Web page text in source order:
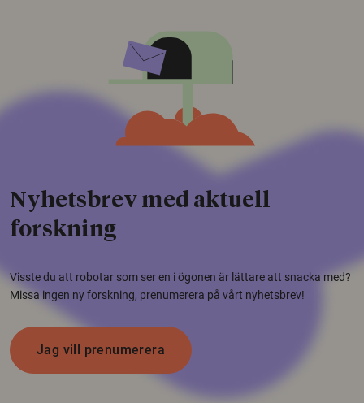
Nyhetsbrev med aktuell
forskning
Visste du att robotar som ser en i ögonen är lättare att snacka med?
Missa ingen ny forskning, prenumerera på vårt nyhetsbrev!
Jag vill prenumerera